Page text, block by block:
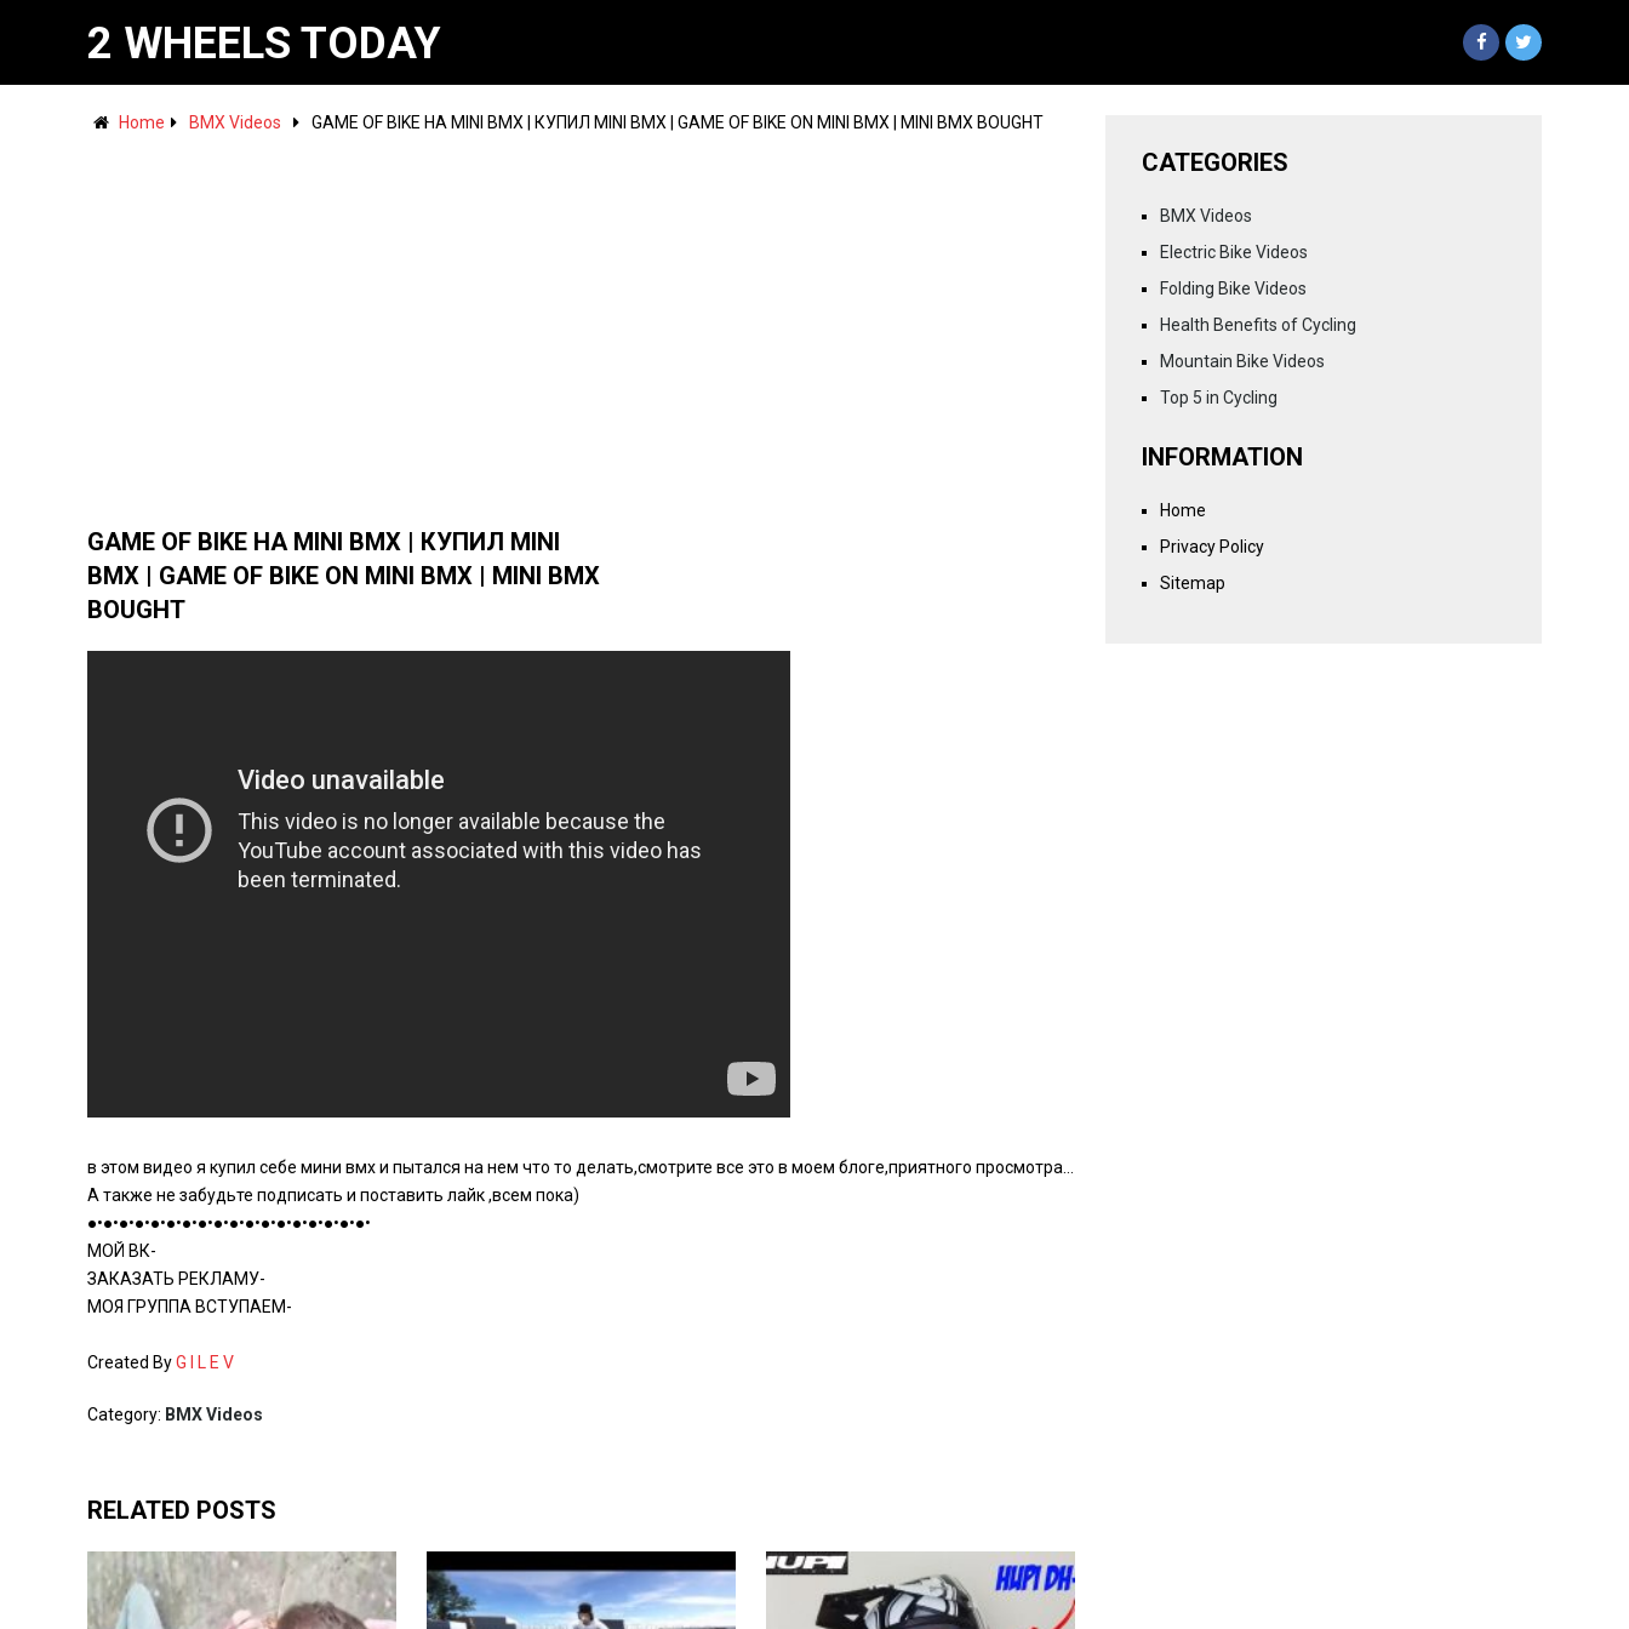
2 WHEELS TODAY
Home BMX Videos GAME OF BIKE НА MINI BMX | КУПИЛ MINI BMX | GAME OF BIKE ON MINI BMX | MINI BMX BOUGHT
GAME OF BIKE НА MINI BMX | КУПИЛ MINI
BMX | GAME OF BIKE ON MINI BMX | MINI BMX
BOUGHT
в этом видео я купил себе мини вмх и пытался на нем что то делать,смотрите все это в моем блоге,приятного просмотра…
А также не забудьте подписать и поставить лайк ,всем пока)
●•●•●•●•●•●•●•●•●•●•●•●•●•●•●•●•●•●•
МОЙ ВК-
ЗАКАЗАТЬ РЕКЛАМУ-
МОЯ ГРУППА ВСТУПАЕМ-
Created ByG I L E V
Category: BMX Videos
RELATED POSTS
CATEGORIES
BMX Videos
Electric Bike Videos
Folding Bike Videos
Health Benefits of Cycling
Mountain Bike Videos
Top 5 in Cycling
INFORMATION
Home
Privacy Policy
Sitemap